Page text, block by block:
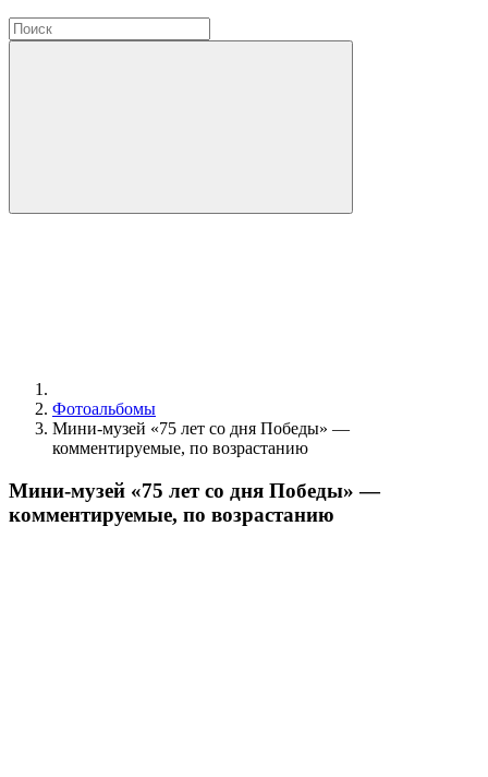
Фотоальбомы
Мини-музей «75 лет со дня Победы» —
комментируемые, по возрастанию
Мини-музей «75 лет со дня Победы» —
комментируемые, по возрастанию